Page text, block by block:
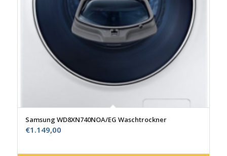
Samsung WD8XN740NOA/EG Waschtrockner
€1.149,00